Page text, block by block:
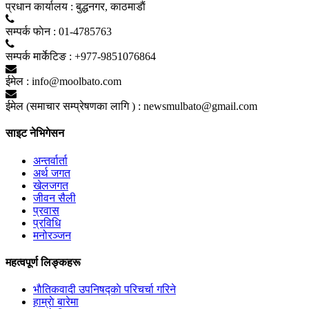
प्रधान कार्यालय : बुद्धनगर, काठमाडाैं
सम्पर्क फाेन : 01-4785763
सम्पर्क मार्केटिङ : +977-9851076864
ईमेल : info@moolbato.com
ईमेल (समाचार सम्प्रेषणका लागि ) : newsmulbato@gmail.com
साइट नेभिगेसन
अन्तर्वार्ता
अर्थ जगत
खेलजगत
जीवन सैली
प्रवास
प्रविधि
मनोरञ्जन
महत्वपूर्ण लिङ्कहरू
भाैतिकवादी उपनिषद्काे परिचर्चा गरिने
हाम्राे बारेमा